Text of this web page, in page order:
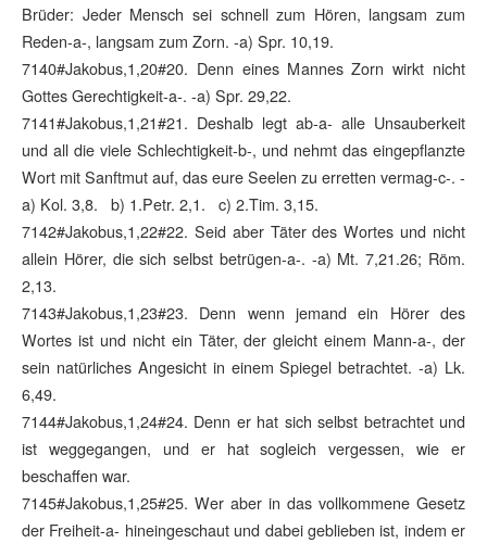
Brüder: Jeder Mensch sei schnell zum Hören, langsam zum
Reden-a-, langsam zum Zorn. -a) Spr. 10,19.
7140#Jakobus,1,20#20. Denn eines Mannes Zorn wirkt nicht
Gottes Gerechtigkeit-a-. -a) Spr. 29,22.
7141#Jakobus,1,21#21. Deshalb legt ab-a- alle Unsauberkeit
und all die viele Schlechtigkeit-b-, und nehmt das eingepflanzte
Wort mit Sanftmut auf, das eure Seelen zu erretten vermag-c-. -
a) Kol. 3,8. b) 1.Petr. 2,1. c) 2.Tim. 3,15.
7142#Jakobus,1,22#22. Seid aber Täter des Wortes und nicht
allein Hörer, die sich selbst betrügen-a-. -a) Mt. 7,21.26; Röm.
2,13.
7143#Jakobus,1,23#23. Denn wenn jemand ein Hörer des
Wortes ist und nicht ein Täter, der gleicht einem Mann-a-, der
sein natürliches Angesicht in einem Spiegel betrachtet. -a) Lk.
6,49.
7144#Jakobus,1,24#24. Denn er hat sich selbst betrachtet und
ist weggegangen, und er hat sogleich vergessen, wie er
beschaffen war.
7145#Jakobus,1,25#25. Wer aber in das vollkommene Gesetz
der Freiheit-a- hineingeschaut und dabei geblieben ist, indem er